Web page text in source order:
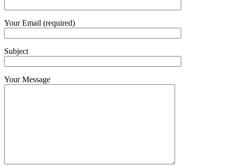
Your Email (required)
Subject
Your Message